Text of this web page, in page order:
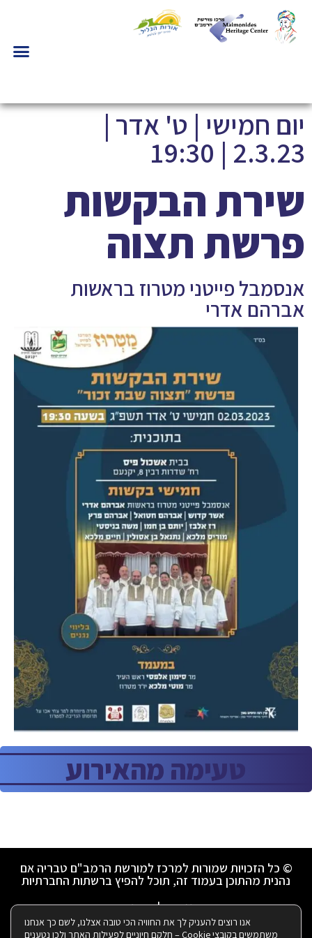
יום חמישי | ט' אדר |
2.3.23 | 19:30
שירת הבקשות
פרשת תצוה
אנסמבל פייטני מטרוז בראשות
אברהם אדרי
טעימה מהאירוע
© כל הזכויות שמורות למרכז למורשת הרמב"ם טבריה אם
נהנית מהתוכן בעמוד זה, תוכל להפיץ ברשתות החברתיות
הצהרת נגישות|מדיניות פרטיות
אנו רוצים להעניק לך את החוויה הכי טובה אצלנו, לשם כך אנחנו
משתמשים בקובצי Cookie – חלקם חיוניים לפעילות האתר ולכן נטענים